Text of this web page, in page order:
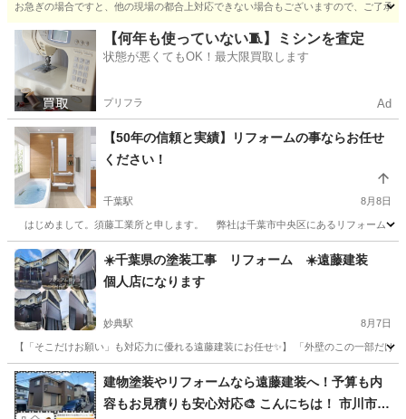
お急ぎの場合ですと、他の現場の都合上対応できない場合もございますので、ご了承
千葉 千葉市 千葉駅 その他 DIY
【何年も使っていない🧵】ミシンを査定
状態が悪くてもOK！最大限買取します
プリフラ Ad
【50年の信頼と実績】リフォームの事ならお任せ
ください！
千葉駅 8月8日
はじめまして。須藤工業所と申します。 弊社は千葉市中央区にあるリフォーム
千葉 千葉市 千葉駅 リフォーム 無料
☀️千葉県の塗装工事 リフォーム ☀️遠藤建装
個人店になります
妙典駅 8月7日
【「そこだけお願い」も対応力に優れる遠藤建装にお任せ✨】 「外壁のこの一部だ
千葉 市川市 妙典駅 その他 塗装工事
建物塗装やリフォームなら遠藤建装へ！予算も内
容もお見積りも安心対応🎨 こんにちは！ 市川市を